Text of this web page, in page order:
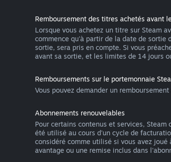
Remboursement des titres achetés avant
Lorsque vous achetez un titre sur Steam
commence qu'à partir de la date de sortie
sortie, sera pris en compte. Si vous
avant sa sortie, et les limites de 14 jours
Remboursements sur le portemonnaie
Vous pouvez demander un
Abonnements renouvelables
Pour certains contenus et services,
été utilisé au cours d'un cycle de
considéré comme utilisé si vous avez
avantage ou une remise inclus dans